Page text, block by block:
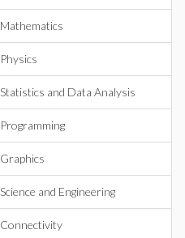
Mathematics
Physics
Statistics and Data Analysis
Programming
Graphics
Science and Engineering
Connectivity